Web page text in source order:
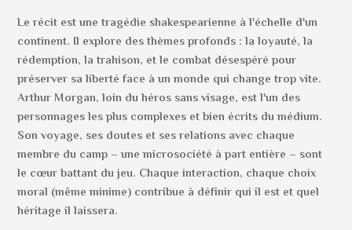
Le récit est une tragédie shakespearienne à l'échelle d'un
continent. Il explore des thèmes profonds : la loyauté, la
rédemption, la trahison, et le combat désespéré pour
préserver sa liberté face à un monde qui change trop vite.
Arthur Morgan, loin du héros sans visage, est l'un des
personnages les plus complexes et bien écrits du médium.
Son voyage, ses doutes et ses relations avec chaque
membre du camp – une microsociété à part entière – sont
le cœur battant du jeu. Chaque interaction, chaque choix
moral (même minime) contribue à définir qui il est et quel
héritage il laissera.